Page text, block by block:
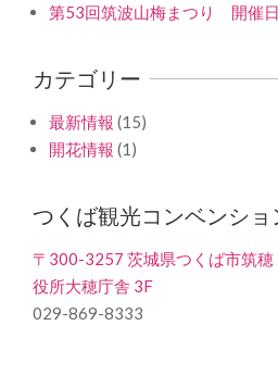
第53回筑波山梅まつり 開催
カテゴリー
最新情報 (15)
開花情報 (1)
つくば観光コンベンショ
〒300-3257 茨城県つくば市筑
役所大穂庁舎 3F
029-869-8333